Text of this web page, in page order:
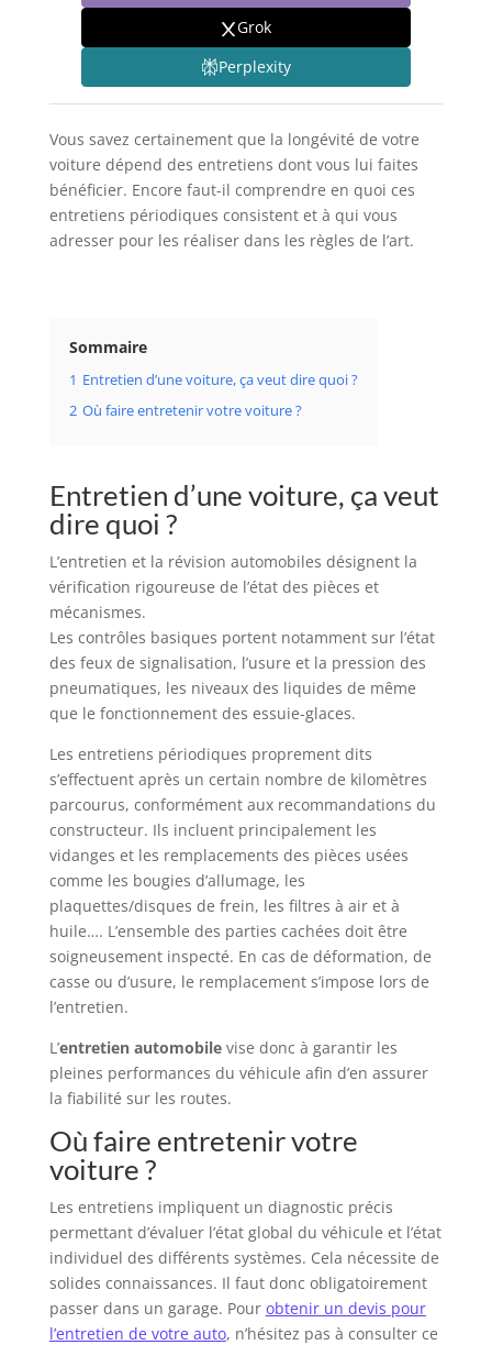
Grok
Perplexity
Vous savez certainement que la longévité de votre
voiture dépend des entretiens dont vous lui faites
bénéficier. Encore faut-il comprendre en quoi ces
entretiens périodiques consistent et à qui vous
adresser pour les réaliser dans les règles de l’art.
Sommaire
1 Entretien d’une voiture, ça veut dire quoi ?
2 Où faire entretenir votre voiture ?
Entretien d’une voiture, ça veut
dire quoi ?
L’entretien et la révision automobiles désignent la
vérification rigoureuse de l’état des pièces et
mécanismes.
Les contrôles basiques portent notamment sur l’état
des feux de signalisation, l’usure et la pression des
pneumatiques, les niveaux des liquides de même
que le fonctionnement des essuie-glaces.
Les entretiens périodiques proprement dits
s’effectuent après un certain nombre de kilomètres
parcourus, conformément aux recommandations du
constructeur. Ils incluent principalement les
vidanges et les remplacements des pièces usées
comme les bougies d’allumage, les
plaquettes/disques de frein, les filtres à air et à
huile…. L’ensemble des parties cachées doit être
soigneusement inspecté. En cas de déformation, de
casse ou d’usure, le remplacement s’impose lors de
l’entretien.
L’entretien automobilevise donc à garantir les
pleines performances du véhicule afin d’en assurer
la fiabilité sur les routes.
Où faire entretenir votre
voiture ?
Les entretiens impliquent un diagnostic précis
permettant d’évaluer l’état global du véhicule et l’état
individuel des différents systèmes. Cela nécessite de
solides connaissances. Il faut donc obligatoirement
passer dans un garage. Pour obtenir un devis pour
l’entretien de votre auto, n’hésitez pas à consulter ce